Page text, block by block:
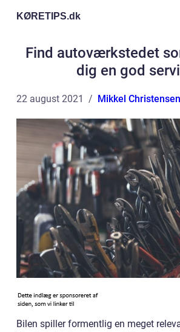
KØRETIPS.dk
Find autoværkstedet
dig en god
22 august 2021 Mikkel Christensen
Bilen spiller formentlig en meget